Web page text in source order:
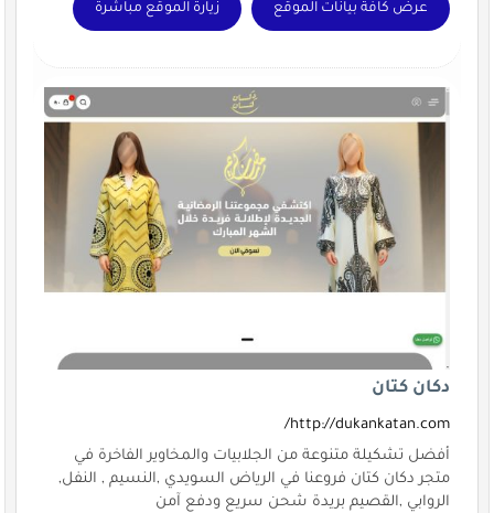
عرض كافة بيانات الموقع زيارة الموقع مباشرة
دكان كتان
http://dukankatan.com/
أفضل تشكيلة متنوعة من الجلابيات والمخاوير الفاخرة في
متجر دكان كتان فروعنا في الرياض السويدي ,النسيم , النفل,
الروابي ,القصيم بريدة شحن سريع ودفع آمن